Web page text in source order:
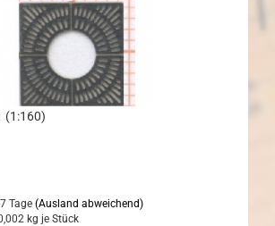
(1:160)
Tage (Ausland abweichend)
kg je Stück